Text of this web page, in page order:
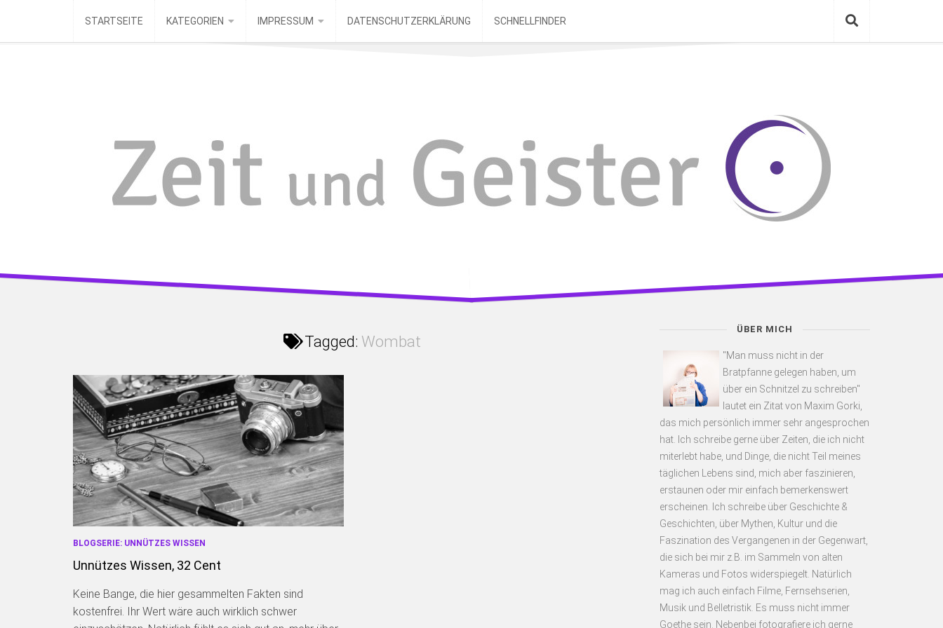
content
STARTSEITE KATEGORIEN IMPRESSUM DATENSCHUTZERKLÄRUNG SCHNELLFINDER
Tagged: Wombat
BLOGSERIE: UNNÜTZES WISSEN
Unnützes Wissen, 32 Cent
Keine Bange, die hier gesammelten Fakten sind
kostenfrei. Ihr Wert wäre auch wirklich schwer
ÜBER MICH
"Man muss nicht in der
Bratpfanne gelegen haben, um
über ein Schnitzel zu schreiben"
lautet ein Zitat von Maxim Gorki,
das mich persönlich immer sehr angesprochen
hat. Ich schreibe gerne über Zeiten, die ich nicht
miterlebt habe, und Dinge, die nicht Teil meines
täglichen Lebens sind, mich aber faszinieren,
erstaunen oder mir einfach bemerkenswert
erscheinen. Ich schreibe über Geschichte &
Geschichten, über Mythen, Kultur und die
Faszination des Vergangenen in der Gegenwart,
die sich bei mir z.B. im Sammeln von alten
Kameras und Fotos widerspiegelt. Natürlich
mag ich auch einfach Filme, Fernsehserien,
Musik und Belletristik. Es muss nicht immer
Goethe sein. Nebenbei fotografiere ich gerne